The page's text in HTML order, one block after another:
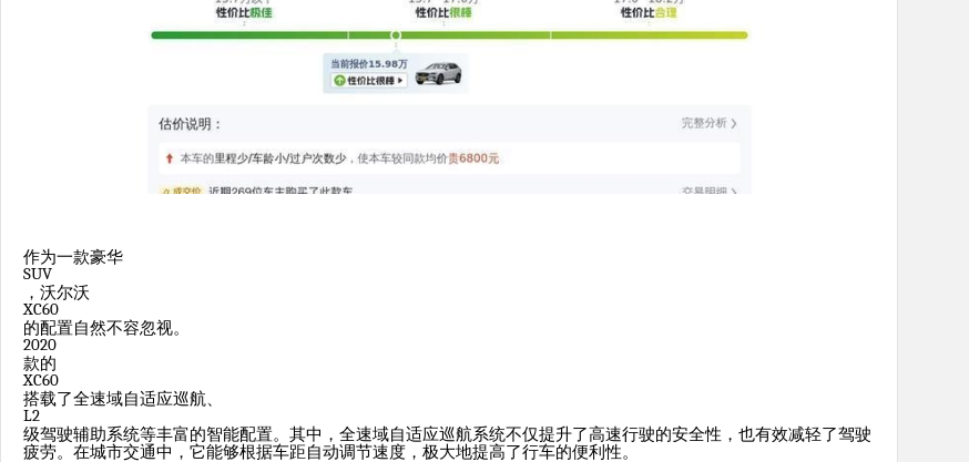
作为一款豪华
SUV
，沃尔沃
XC60
的配置自然不容忽视。
2020
款的
XC60
搭载了全速域自适应巡航、
L2
级驾驶辅助系统等丰富的智能配置。其中，全速域自适应巡航系统不仅提升了高速行驶的安全性，也有效减轻了驾驶
疲劳。在城市交通中，它能够根据车距自动调节速度，极大地提高了行车的便利性。